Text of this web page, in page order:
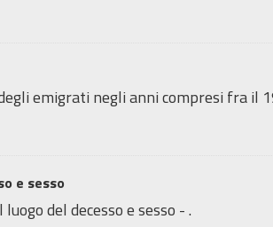
emigrati negli anni compresi fra il
e sesso
del decesso e sesso - .